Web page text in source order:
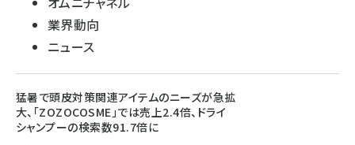
業界動向
ニュース
猛暑で頭皮対策関連アイテムのニーズが急拡
大、「ZOZOCOSME」では売上2.4倍、ドライ
シャンプーの検索数91.7倍に